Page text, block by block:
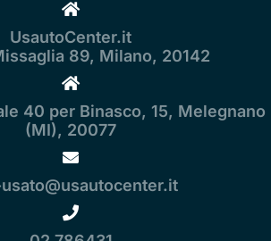
UsautoCenter.it
89, Milano, 20142
40 per Binasco, 15, Melegnano
(MI), 20077